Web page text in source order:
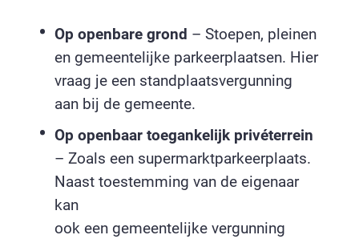
Op openbare grond – Stoepen, pleinen
en gemeentelijke parkeerplaatsen. Hier
vraag je een standplaatsvergunning
aan bij de gemeente.
Op openbaar toegankelijk privéterrein
– Zoals een supermarktparkeerplaats.
Naast toestemming van de eigenaar
kan
ook een gemeentelijke vergunning